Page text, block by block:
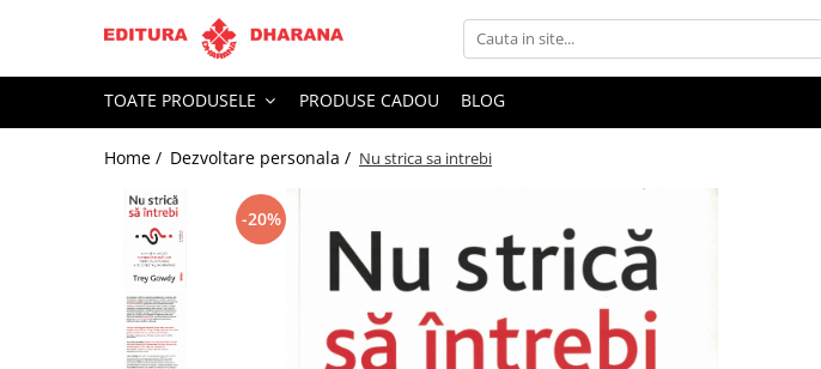
Toate Produsele
CARTI EDITURA DHARANA
OFERTE LA PACHET
Carti cu AUTOGRAF
Dezvoltare personala
TOATE PRODUSELE PRODUSE CADOU BLOG
Home / Dezvoltare personala / Nu strica sa intrebi
-20%